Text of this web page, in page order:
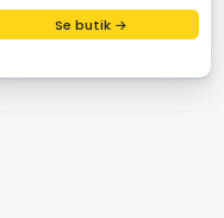
Se butik →